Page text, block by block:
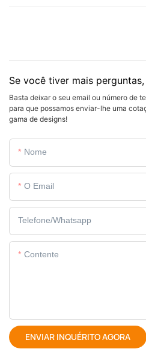
Se você tiver mais
Basta deixar o seu email ou número de
para que possamos enviar-lhe uma
gama de designs!
Nome
O Email
Telefone/whatsapp
Contente
ENVIAR INQUÉRITO AGORA